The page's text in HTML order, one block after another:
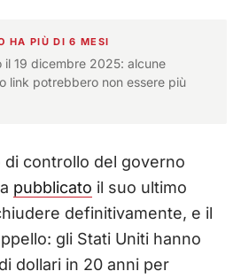
HA PIÙ DI 6 MESI
il 19 dicembre 2025: alcune
link potrebbero non essere più
di controllo del governo
pubblicato il suo ultimo
definitivamente, e il
gli Stati Uniti hanno
dollari in 20 anni per